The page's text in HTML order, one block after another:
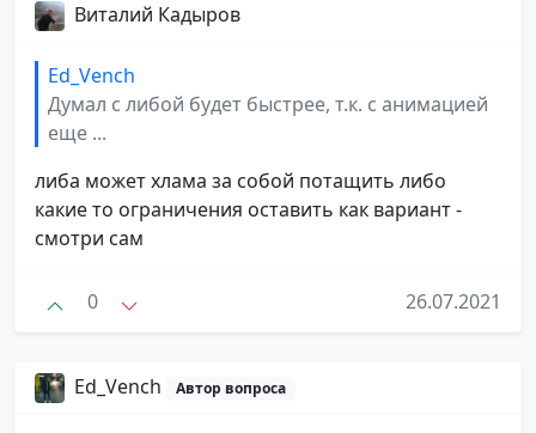
Виталий Кадыров
Ed_Vench
Думал с либой будет быстрее, т.к. с анимацией
еще ...
либа может хлама за собой потащить либо
какие то ограничения оставить как вариант -
смотри сам
0 26.07.2021
Ed_Vench Автор вопроса